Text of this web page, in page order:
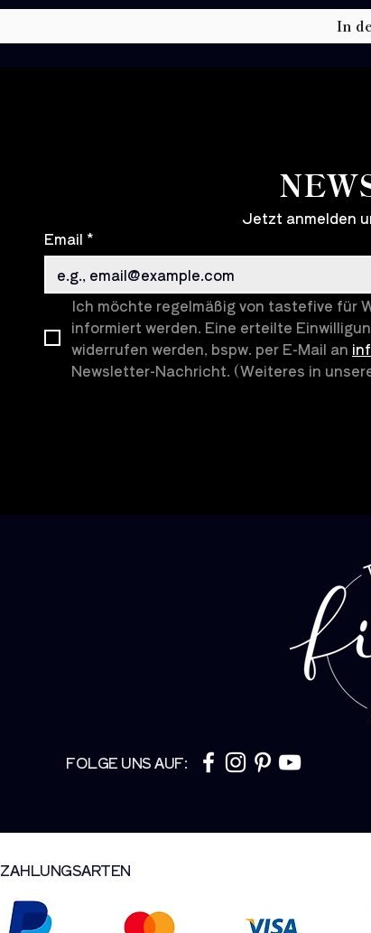
In
Jetzt anmelden
Email *
Ich möchte regelmäßig von tastefive für
informiert werden. Eine erteilte
widerrufen werden, bspw. per E-Mail an
Newsletter-Nachricht. (Weiteres in
FOLGE UNS AUF:
ZAHLUNGSARTEN